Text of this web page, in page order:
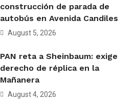
construcción de parada de
autobús en Avenida Candiles
August 5, 2026
PAN reta a Sheinbaum: exige
derecho de réplica en la
Mañanera
August 4, 2026